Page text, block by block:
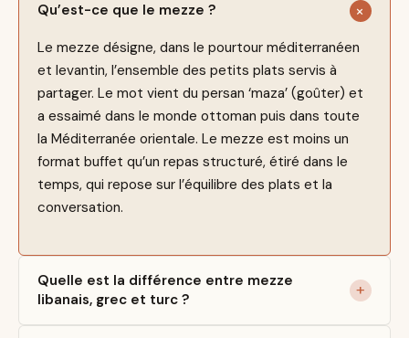
Qu’est-ce que le mezze ?
Le mezze désigne, dans le pourtour méditerranéen
et levantin, l’ensemble des petits plats servis à
partager. Le mot vient du persan ‘maza’ (goûter) et
a essaimé dans le monde ottoman puis dans toute
la Méditerranée orientale. Le mezze est moins un
format buffet qu’un repas structuré, étiré dans le
temps, qui repose sur l’équilibre des plats et la
conversation.
Quelle est la différence entre mezze
libanais, grec et turc ?